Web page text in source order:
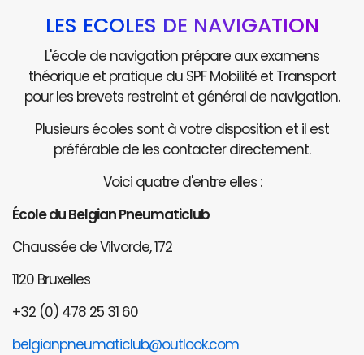
LES ÉCOLES DE NAVIGATION
L'école de navigation prépare aux examens
théorique et pratique du SPF Mobilité et Transport
pour les brevets restreint et général de navigation.
Plusieurs écoles sont à votre disposition et il est
préférable de les contacter directement.
Voici quatre d'entre elles :
École du Belgian Pneumaticlub
Chaussée de Vilvorde, 172
1120 Bruxelles
+32 (0) 478 25 31 60
belgianpneumaticlub@outlook.com